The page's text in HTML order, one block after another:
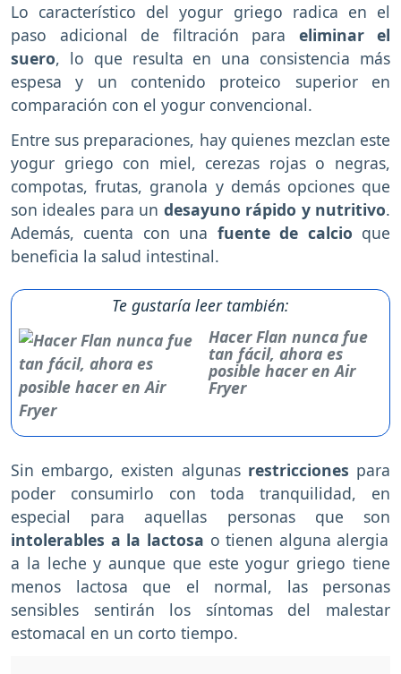
Lo característico del yogur griego radica en el
paso adicional de filtración para eliminar el
suero, lo que resulta en una consistencia más
espesa y un contenido proteico superior en
comparación con el yogur convencional.
Entre sus preparaciones, hay quienes mezclan este
yogur griego con miel, cerezas rojas o negras,
compotas, frutas, granola y demás opciones que
son ideales para un desayuno rápido y nutritivo.
Además, cuenta con una fuente de calcio que
beneficia la salud intestinal.
Te gustaría leer también:
Hacer Flan nunca fue
tan fácil, ahora es
posible hacer en Air
Fryer
Sin embargo, existen algunasrestricciones para
poder consumirlo con toda tranquilidad, en
especial para aquellas personas que son
intolerables a la lactosa o tienen alguna alergia
a la leche y aunque que este yogur griego tiene
menos lactosa que el normal, las personas
sensibles sentirán los síntomas del malestar
estomacal en un corto tiempo.